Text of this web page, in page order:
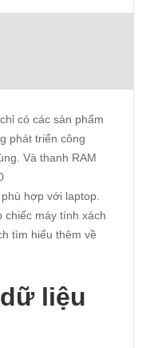
có các sản phẩm
phát triển công
Và thanh RAM
hợp với laptop.
chiếc máy tính xách
tìm hiểu thêm về
liệu